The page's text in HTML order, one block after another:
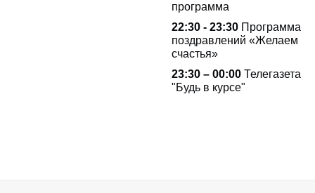
программа
22:30 - 23:30 Программа
поздравлений «Желаем
счастья»
23:30 – 00:00 Телегазета
"Будь в курсе"